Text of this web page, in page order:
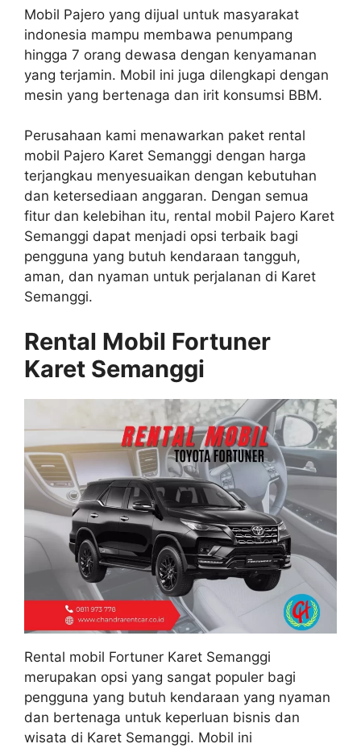
Mobil Pajero yang dijual untuk masyarakat
indonesia mampu membawa penumpang
hingga 7 orang dewasa dengan kenyamanan
yang terjamin. Mobil ini juga dilengkapi dengan
mesin yang bertenaga dan irit konsumsi BBM.
Perusahaan kami menawarkan paket rental
mobil Pajero Karet Semanggi dengan harga
terjangkau menyesuaikan dengan kebutuhan
dan ketersediaan anggaran. Dengan semua
fitur dan kelebihan itu, rental mobil Pajero Karet
Semanggi dapat menjadi opsi terbaik bagi
pengguna yang butuh kendaraan tangguh,
aman, dan nyaman untuk perjalanan di Karet
Semanggi.
Rental Mobil Fortuner
Karet Semanggi
Rental mobil Fortuner Karet Semanggi
merupakan opsi yang sangat populer bagi
pengguna yang butuh kendaraan yang nyaman
dan bertenaga untuk keperluan bisnis dan
wisata di Karet Semanggi. Mobil ini